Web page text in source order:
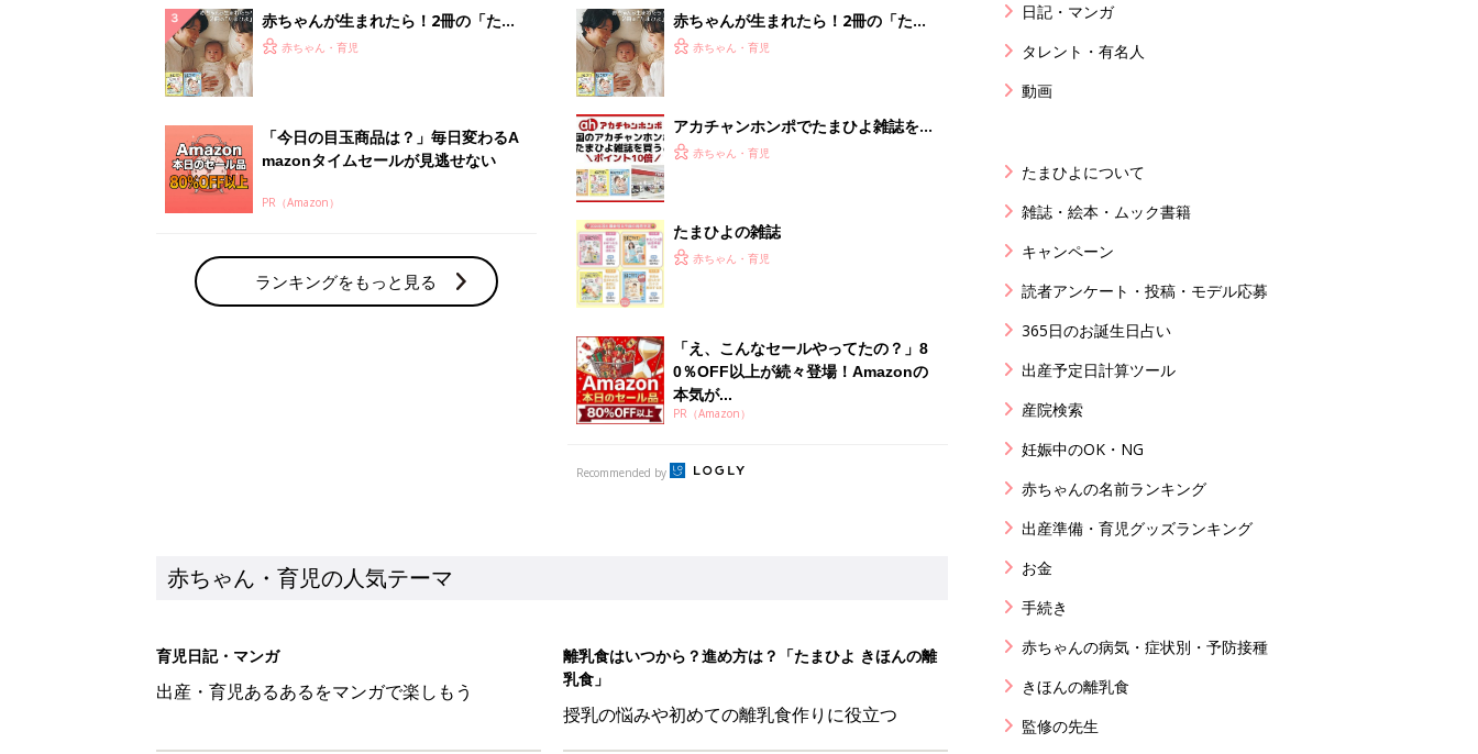
赤ちゃんが生まれたら！2冊の「たま
ひよ」
赤ちゃん・育児
「今日の目玉商品は？」毎日変わるA
mazonタイムセールが見逃せない
PR（Amazon）
ランキングをもっと見る
赤ちゃんが生まれたら！2冊の「たま
ひよ」
赤ちゃん・育児
アカチャンホンポでたまひよ雑誌を買
うとポイント10倍【期間限定】
赤ちゃん・育児
たまひよの雑誌
赤ちゃん・育児
「え、こんなセールやってたの？」8
0％OFF以上が続々登場！Amazonの
本気が...
PR（Amazon）
Recommended by
赤ちゃん・育児の人気テーマ
育児日記・マンガ
出産・育児あるあるをマンガで楽しもう
離乳食はいつから？進め方は？「たまひよ きほんの離
乳食」
授乳の悩みや初めての離乳食作りに役立つ
日記・マンガ
タレント・有名人
動画
たまひよについて
雑誌・絵本・ムック書籍
キャンペーン
読者アンケート・投稿・モデル応募
365日のお誕生日占い
出産予定日計算ツール
産院検索
妊娠中のOK・NG
赤ちゃんの名前ランキング
出産準備・育児グッズランキング
お金
手続き
赤ちゃんの病気・症状別・予防接種
きほんの離乳食
監修の先生